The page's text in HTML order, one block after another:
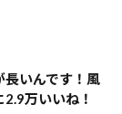
長いんです！風
万いいね！